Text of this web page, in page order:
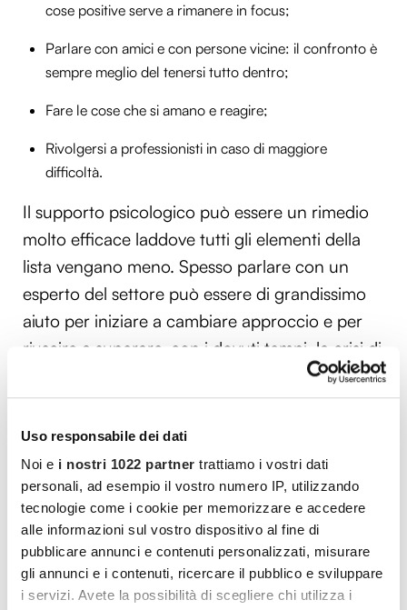
Uso responsabile dei dati
Noi e i nostri 1022 partner trattiamo i vostri dati
personali, ad esempio il vostro numero IP, utilizzando
tecnologie come i cookie per memorizzare e accedere
alle informazioni sul vostro dispositivo al fine di
pubblicare annunci e contenuti personalizzati, misurare
gli annunci e i contenuti, ricercare il pubblico e sviluppare
i servizi. Avete la possibilità di scegliere chi utilizza i
cose positive serve a rimanere in focus;
Parlare con amici e con persone vicine: il confronto è
sempre meglio del tenersi tutto dentro;
Fare le cose che si amano e reagire;
Rivolgersi a professionisti in caso di maggiore
difficoltà.
Il supporto psicologico può essere un rimedio
molto efficace laddove tutti gli elementi della
lista vengano meno. Spesso parlare con un
esperto del settore può essere di grandissimo
aiuto per iniziare a cambiare approccio e per
riuscire a superare, con i dovuti tempi, la crisi di
mezza età. Non sottovalutate mai i sintomi e
fate sempre caso a come state, sia
mentalmente, sia fisicamente. L’osservazione di
sé stessi è fondamentale, anche in casi come
questo, troppe volte sottovalutati.
Come comportarsi con un uomo in crisi di
mezza età
All’interno deirapporti di coppiala crisi di
mezza età maschile può avere conseguenze